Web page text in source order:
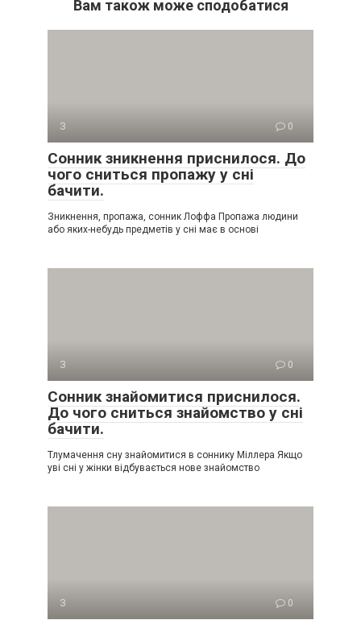
Вам також може сподобатися
З 0
Сонник зникнення приснилося. До
чого сниться пропажу у сні
бачити.
Зникнення, пропажа, сонник Лоффа Пропажа людини
або яких-небудь предметів у сні має в основі
З 0
Сонник знайомитися приснилося.
До чого сниться знайомство у сні
бачити.
Тлумачення сну знайомитися в соннику Міллера Якщо
уві сні у жінки відбувається нове знайомство
З 0